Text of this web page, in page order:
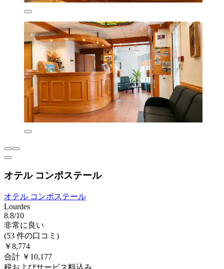
オテル コンポステール
オテル コンポステール
Lourdes
8.8/10
非常に良い
(53 件の口コミ)
￥8,774
合計 ￥10,177
税およびサービス料込み